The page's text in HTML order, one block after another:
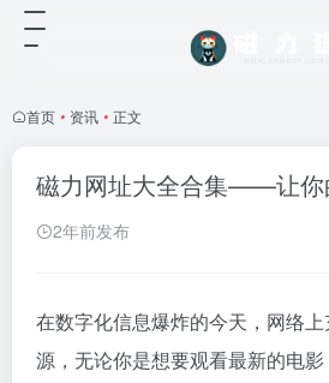
首页 • 资讯 • 正文
磁力网址大全合集——让你
2年前发布
在数字化信息爆炸的今天，网络
源，无论你是想要观看最新的电